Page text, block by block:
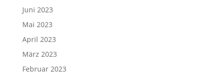
Juni 2023
Mai 2023
April 2023
März 2023
Februar 2023